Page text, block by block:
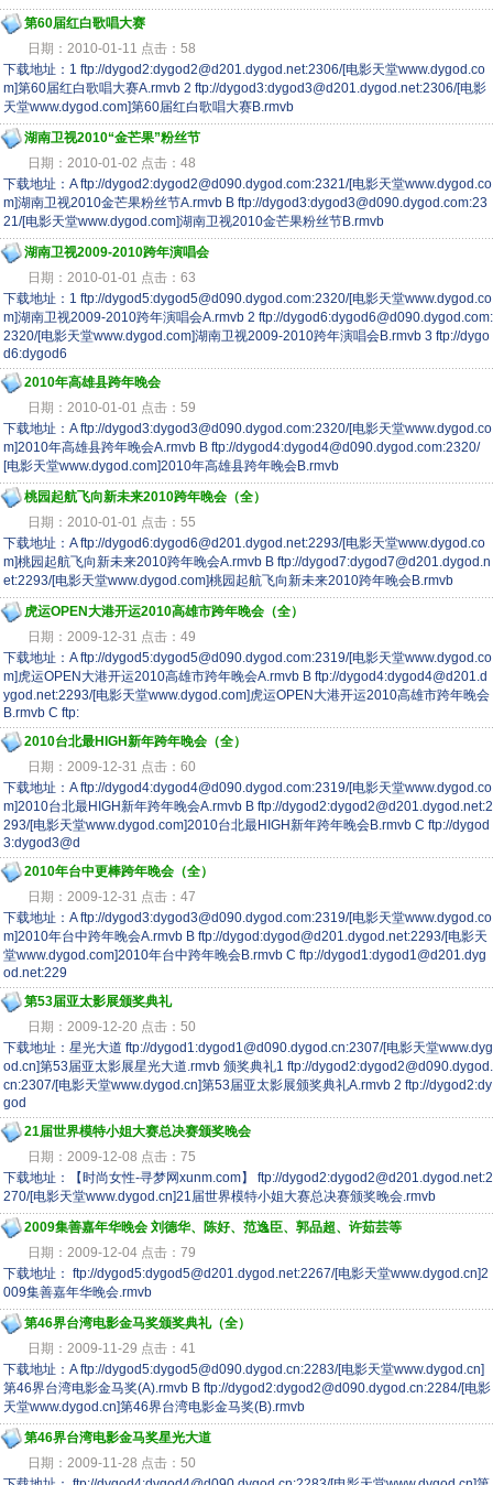
第60届红白歌唱大赛
日期：2010-01-11 点击：58
下载地址：1 ftp://dygod2:dygod2@d201.dygod.net:2306/[电影天堂www.dygod.co
m]第60届红白歌唱大赛A.rmvb 2 ftp://dygod3:dygod3@d201.dygod.net:2306/[电影
天堂www.dygod.com]第60届红白歌唱大赛B.rmvb
湖南卫视2010“金芒果”粉丝节
日期：2010-01-02 点击：48
下载地址：A ftp://dygod2:dygod2@d090.dygod.com:2321/[电影天堂www.dygod.co
m]湖南卫视2010金芒果粉丝节A.rmvb B ftp://dygod3:dygod3@d090.dygod.com:23
21/[电影天堂www.dygod.com]湖南卫视2010金芒果粉丝节B.rmvb
湖南卫视2009-2010跨年演唱会
日期：2010-01-01 点击：63
下载地址：1 ftp://dygod5:dygod5@d090.dygod.com:2320/[电影天堂www.dygod.co
m]湖南卫视2009-2010跨年演唱会A.rmvb 2 ftp://dygod6:dygod6@d090.dygod.com:
2320/[电影天堂www.dygod.com]湖南卫视2009-2010跨年演唱会B.rmvb 3 ftp://dygo
d6:dygod6
2010年高雄县跨年晚会
日期：2010-01-01 点击：59
下载地址：A ftp://dygod3:dygod3@d090.dygod.com:2320/[电影天堂www.dygod.co
m]2010年高雄县跨年晚会A.rmvb B ftp://dygod4:dygod4@d090.dygod.com:2320/
[电影天堂www.dygod.com]2010年高雄县跨年晚会B.rmvb
桃园起航飞向新未来2010跨年晚会（全）
日期：2010-01-01 点击：55
下载地址：A ftp://dygod6:dygod6@d201.dygod.net:2293/[电影天堂www.dygod.co
m]桃园起航飞向新未来2010跨年晚会A.rmvb B ftp://dygod7:dygod7@d201.dygod.n
et:2293/[电影天堂www.dygod.com]桃园起航飞向新未来2010跨年晚会B.rmvb
虎运OPEN大港开运2010高雄市跨年晚会（全）
日期：2009-12-31 点击：49
下载地址：A ftp://dygod5:dygod5@d090.dygod.com:2319/[电影天堂www.dygod.co
m]虎运OPEN大港开运2010高雄市跨年晚会A.rmvb B ftp://dygod4:dygod4@d201.d
ygod.net:2293/[电影天堂www.dygod.com]虎运OPEN大港开运2010高雄市跨年晚会
B.rmvb C ftp:
2010台北最HIGH新年跨年晚会（全）
日期：2009-12-31 点击：60
下载地址：A ftp://dygod4:dygod4@d090.dygod.com:2319/[电影天堂www.dygod.co
m]2010台北最HIGH新年跨年晚会A.rmvb B ftp://dygod2:dygod2@d201.dygod.net:2
293/[电影天堂www.dygod.com]2010台北最HIGH新年跨年晚会B.rmvb C ftp://dygod
3:dygod3@d
2010年台中更棒跨年晚会（全）
日期：2009-12-31 点击：47
下载地址：A ftp://dygod3:dygod3@d090.dygod.com:2319/[电影天堂www.dygod.co
m]2010年台中跨年晚会A.rmvb B ftp://dygod:dygod@d201.dygod.net:2293/[电影天
堂www.dygod.com]2010年台中跨年晚会B.rmvb C ftp://dygod1:dygod1@d201.dyg
od.net:229
第53届亚太影展颁奖典礼
日期：2009-12-20 点击：50
下载地址：星光大道 ftp://dygod1:dygod1@d090.dygod.cn:2307/[电影天堂www.dyg
od.cn]第53届亚太影展星光大道.rmvb 颁奖典礼1 ftp://dygod2:dygod2@d090.dygod.
cn:2307/[电影天堂www.dygod.cn]第53届亚太影展颁奖典礼A.rmvb 2 ftp://dygod2:dy
god
21届世界模特小姐大赛总决赛颁奖晚会
日期：2009-12-08 点击：75
下载地址：【时尚女性-寻梦网xunm.com】 ftp://dygod2:dygod2@d201.dygod.net:2
270/[电影天堂www.dygod.cn]21届世界模特小姐大赛总决赛颁奖晚会.rmvb
2009集善嘉年华晚会 刘德华、陈好、范逸臣、郭品超、许茹芸等
日期：2009-12-04 点击：79
下载地址： ftp://dygod5:dygod5@d201.dygod.net:2267/[电影天堂www.dygod.cn]2
009集善嘉年华晚会.rmvb
第46界台湾电影金马奖颁奖典礼（全）
日期：2009-11-29 点击：41
下载地址：A ftp://dygod5:dygod5@d090.dygod.cn:2283/[电影天堂www.dygod.cn]
第46界台湾电影金马奖(A).rmvb B ftp://dygod2:dygod2@d090.dygod.cn:2284/[电影
天堂www.dygod.cn]第46界台湾电影金马奖(B).rmvb
第46界台湾电影金马奖星光大道
日期：2009-11-28 点击：50